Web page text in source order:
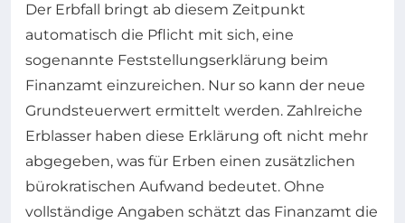
Der Erbfall bringt ab diesem Zeitpunkt
automatisch die Pflicht mit sich, eine
sogenannte Feststellungserklärung beim
Finanzamt einzureichen. Nur so kann der neue
Grundsteuerwert ermittelt werden. Zahlreiche
Erblasser haben diese Erklärung oft nicht mehr
abgegeben, was für Erben einen zusätzlichen
bürokratischen Aufwand bedeutet. Ohne
vollständige Angaben schätzt das Finanzamt die